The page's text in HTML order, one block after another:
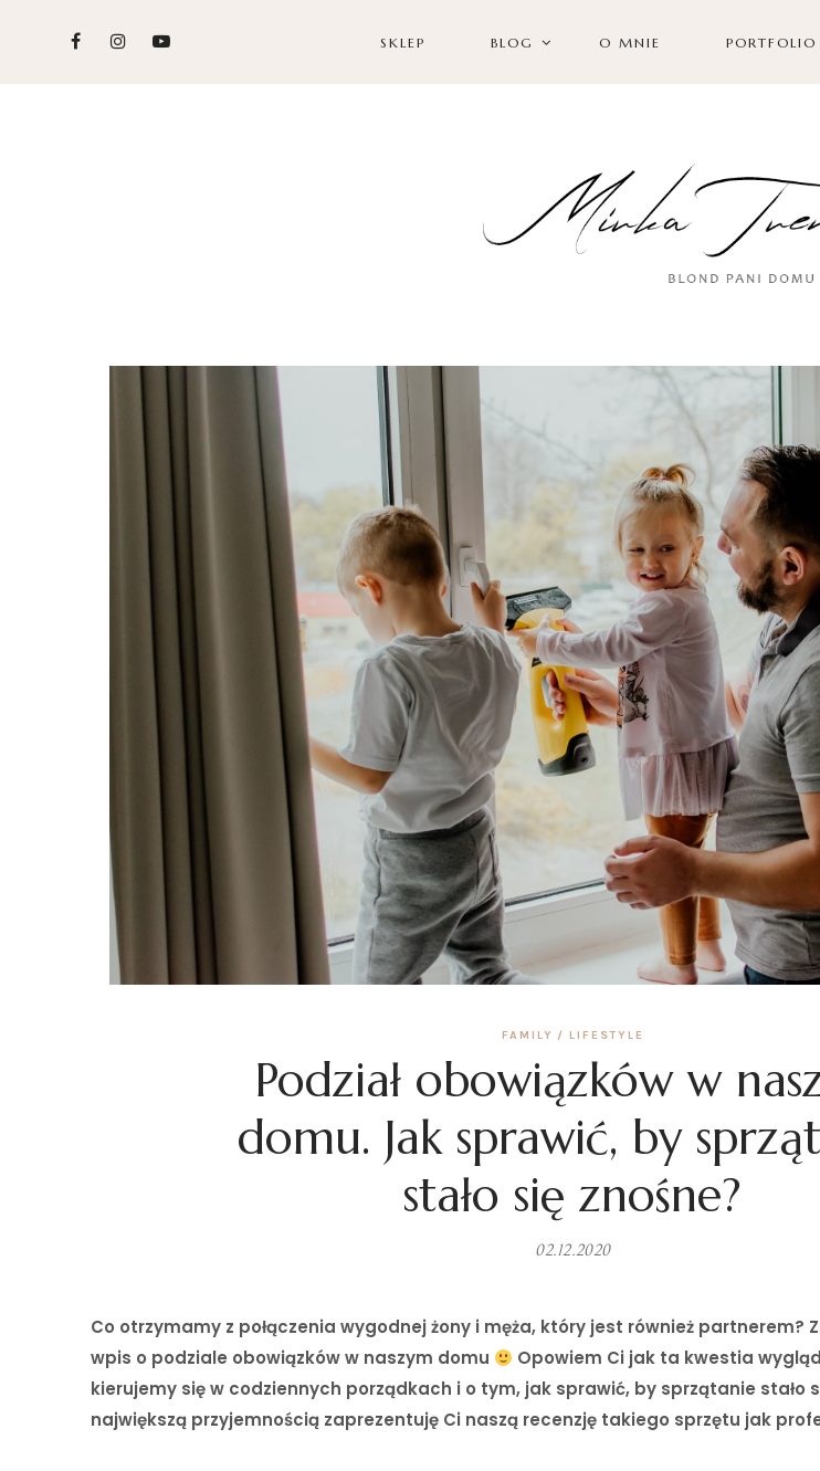
SKLEP BLOG O MNIE PORTFOLIO
FAMILY LIFESTYLE
Podział obowiązków w
domu. Jak sprawić, by
stało się znośne?
02.12.2020
Co otrzymamy z połączenia wygodnej żony i męża, który jest również partnerem?
wpis o podziale obowiązków w naszym domu
Opowiem Ci jak ta kwestia
kierujemy się w codziennych porządkach i o tym, jak sprawić, by sprzątanie stało
największą przyjemnością zaprezentuję Ci naszą recenzję takiego sprzętu jak